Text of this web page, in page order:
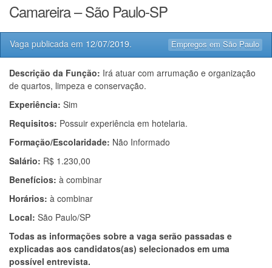
Camareira – São Paulo-SP
Empregos em São Paulo
Vaga publicada em 12/07/2019.
Descrição da Função: Irá atuar com arrumação e organização
de quartos, limpeza e conservação.
Experiência: Sim
Requisitos: Possuir experiência em hotelaria.
Formação/Escolaridade: Não Informado
Salário: R$ 1.230,00
Benefícios: à combinar
Horários: à combinar
Local: São Paulo/SP
Todas as informações sobre a vaga serão passadas e
explicadas aos candidatos(as) selecionados em uma
possível entrevista.